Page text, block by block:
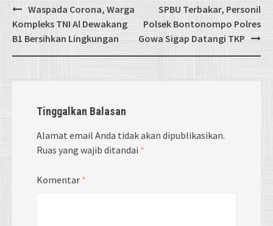
Post
navigation
Waspada Corona, Warga
Kompleks TNI Al Dewakang
B1 Bersihkan Lingkungan
SPBU Terbakar, Personil
Polsek Bontonompo Polres
Gowa Sigap Datangi TKP
Tinggalkan Balasan
Alamat email Anda tidak akan dipublikasikan.
Ruas yang wajib ditandai *
Komentar *